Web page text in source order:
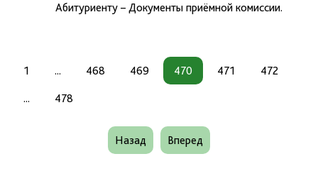
Абитуриенту – Документы приёмной комиссии.
1 ... 468 469 470 471 472
... 478
Назад Вперед